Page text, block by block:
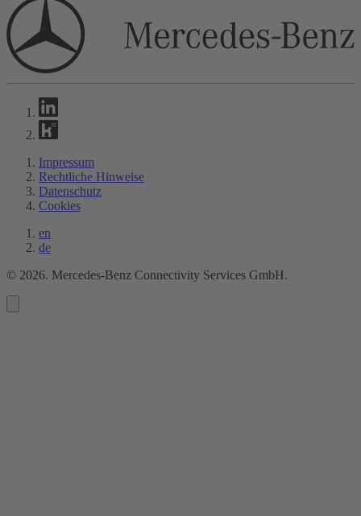
Impressum
Rechtliche Hinweise
Datenschutz
Cookies
en
de
© 2026. Mercedes-Benz Connectivity Services GmbH.